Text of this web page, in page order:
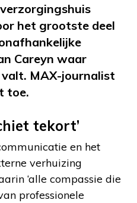
het grootste deel
Careyn waar
MAX-journalist
toe.
tekort’
en het
verhuizing
‘alle compassie die
professionele